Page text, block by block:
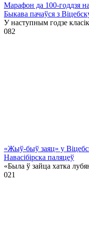
Марафон да 100-годдзя
Быкава пачаўся з
У наступным годзе
082
«Жыў-быў заяц» у
Навасібірска паляцеў
«Была ў зайца хатка
021